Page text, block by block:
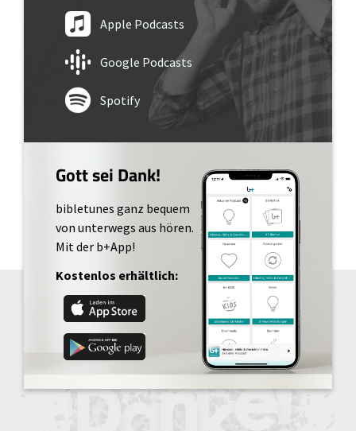
Apple Podcasts
Google Podcasts
Spotify
Gott sei Dank!
bibletunes ganz bequem
von unterwegs aus hören.
Mit der b+App!
Kostenlos erhältlich: